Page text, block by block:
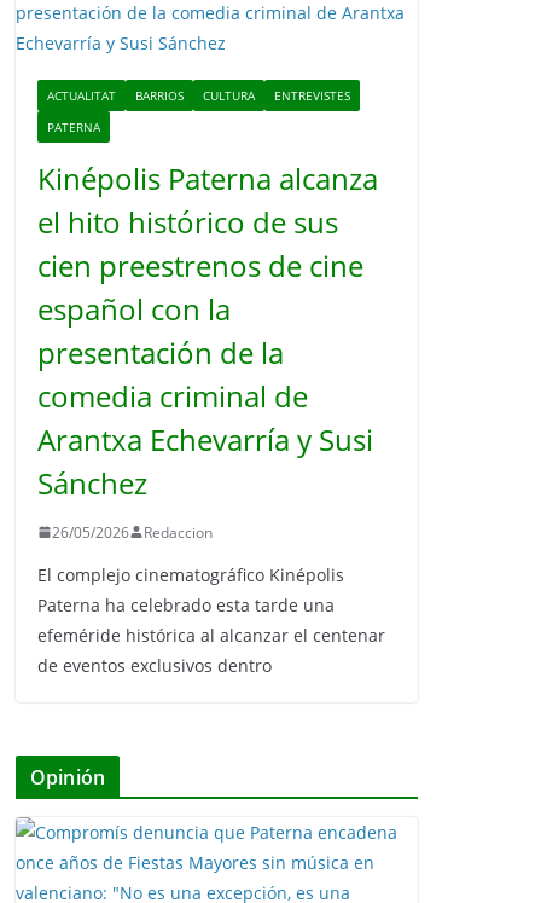
ACTUALITAT BARRIOS CULTURA
ENTREVISTES
PATERNA
Kinépolis Paterna alcanza
el hito histórico de sus
cien preestrenos de cine
español con la
presentación de la
comedia criminal de
Arantxa Echevarría y Susi
Sánchez
26/05/2026 Redaccion
El complejo cinematográfico Kinépolis
Paterna ha celebrado esta tarde una
efeméride histórica al alcanzar el centenar
de eventos exclusivos dentro
Opinión